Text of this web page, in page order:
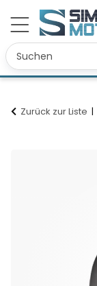
Zurück zur Liste